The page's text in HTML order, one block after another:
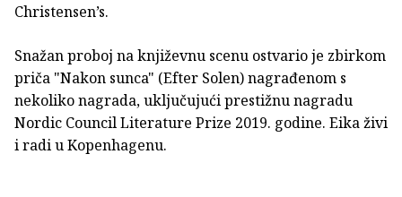
Christensen’s.
Snažan proboj na književnu scenu ostvario je zbirkom
priča "Nakon sunca" (Efter Solen) nagrađenom s
nekoliko nagrada, uključujući prestižnu nagradu
Nordic Council Literature Prize 2019. godine. Eika živi
i radi u Kopenhagenu.